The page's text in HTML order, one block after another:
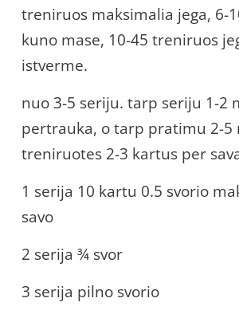
treniruos maksimalia jega, 6-
kuno mase, 10-45 treniruos
istverme.
nuo 3-5 seriju. tarp seriju 1-2
pertrauka, o tarp pratimu 2-5
treniruotes 2-3 kartus per
1 serija 10 kartu 0.5 svorio
savo
2 serija ¾ svor
3 serija pilno svorio